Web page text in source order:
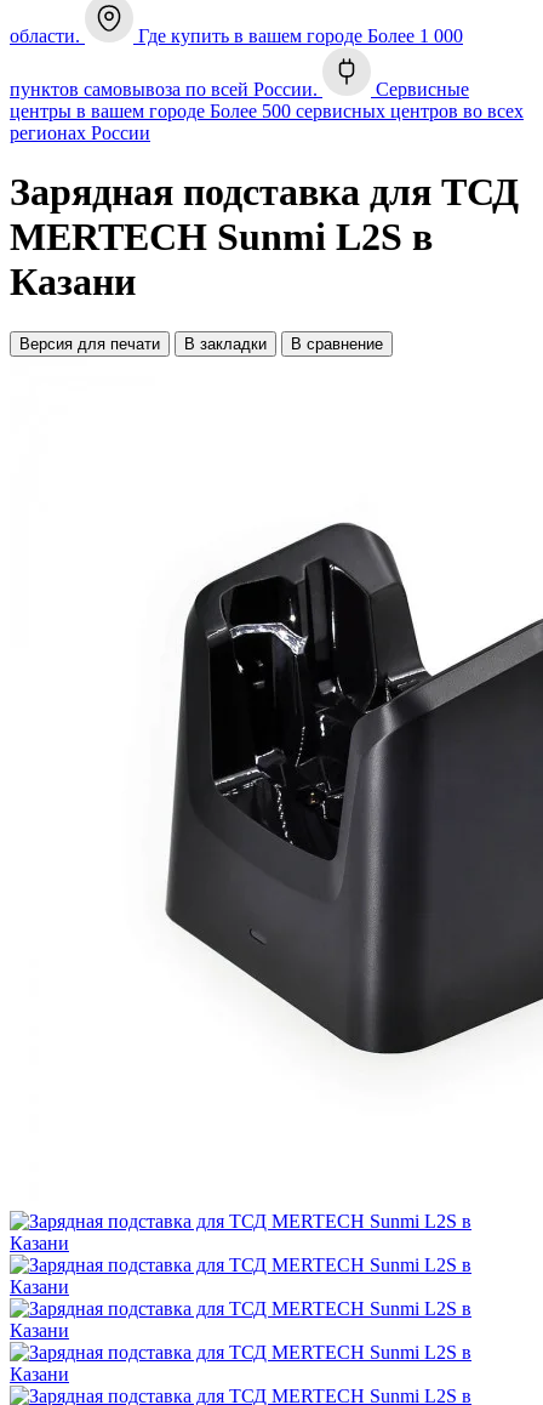
области. Где купить в вашем городе Более 1 000
пунктов самовывоза по всей России.
Сервисные
центры в вашем городе Более 500 сервисных центров во всех
регионах России
Зарядная подставка для ТСД
MERTECH Sunmi L2S в
Казани
Версия для печати В закладки В сравнение